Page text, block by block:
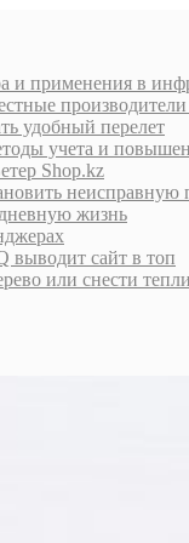
и применения в
удобный перелет
учета и
Shop.kz
неисправную
жизнь
выводит сайт в топ
или снести